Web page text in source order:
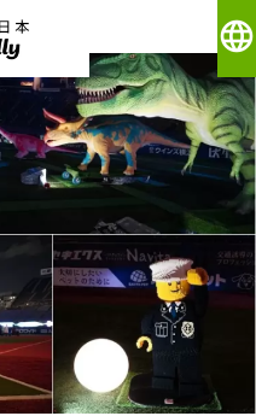
language